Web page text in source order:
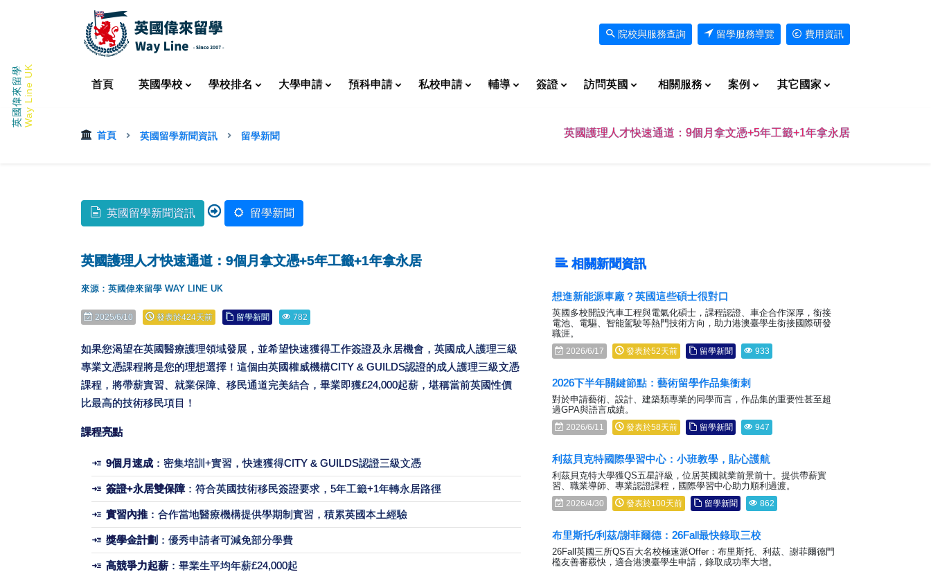
院校與服務查詢 留學服務導覽 費用資訊
首頁 英國學校 學校排名 大學申請 預科申請 私校申請 輔導 簽證 訪問英國 相關服務 案例 其它國家
英國偉來留學Way Line UK
首頁 英國留學新聞資訊 留學新聞 英國護理人才快速通道：9個月拿文憑+5年工籤+1年拿永居
英國留學新聞資訊 留學新聞
英國護理人才快速通道：9個月拿文憑+5年工籤+1年拿永居
來源：英國偉來留學 WAY LINE UK
2025/6/10 發表於424天前 留學新聞 782
如果您渴望在英國醫療護理領域發展，並希望快速獲得工作簽證及永居機會，英國成人護理三級
專業文憑課程將是您的理想選擇！這個由英國權威機構CITY & GUILDS認證的成人護理三級文憑
課程，將帶薪實習、就業保障、移民通道完美結合，畢業即獲£24,000起薪，堪稱當前英國性價
比最高的技術移民項目！
課程亮點
9個月速成：密集培訓+實習，快速獲得CITY & GUILDS認證三級文憑
簽證+永居雙保障：符合英國技術移民簽證要求，5年工籤+1年轉永居路徑
實習內推：合作當地醫療機構提供學期制實習，積累英國本土經驗
獎學金計劃 ：優秀申請者可減免部分學費
高競爭力起薪：畢業生平均年薪£24,000起
相關新聞資訊
想進新能源車廠？英國這些碩士很對口
英國多校開設汽車工程與電氣化碩士，課程認證、車企合作深厚，銜接
電池、電驅、智能駕駛等熱門技術方向，助力港澳臺學生銜接國際研發
職涯。
2026/6/17 發表於52天前 留學新聞 933
2026下半年關鍵節點：藝術留學作品集衝刺
對於申請藝術、設計、建築類專業的同學而言，作品集的重要性甚至超
過GPA與語言成績。
2026/6/11 發表於58天前 留學新聞 947
利茲貝克特國際學習中心：小班教學，貼心護航
利茲貝克特大學獲QS五星評級，位居英國就業前景前十。提供帶薪實
習、職業導師、專業認證課程，國際學習中心助力順利過渡。
2026/4/30 發表於100天前 留學新聞 862
布里斯托/利茲/謝菲爾德：26Fall最快錄取三校
26Fall英國三所QS百大名校極速派Offer：布里斯托、利茲、謝菲爾德門
檻友善審覈快，適合港澳臺學生申請，錄取成功率大增。